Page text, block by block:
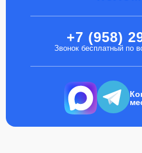
+7 (958)
Звонок бесплатный по